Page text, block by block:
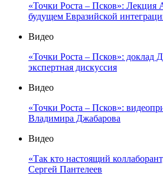
«Точки Роста – Псков»: Лекция
будущем Евразийской
Видео
«Точки Роста – Псков»: доклад
экспертная дискуссия
Видео
«Точки Роста – Псков»:
Владимира Джабарова
Видео
«Так кто настоящий
Сергей Пантелеев